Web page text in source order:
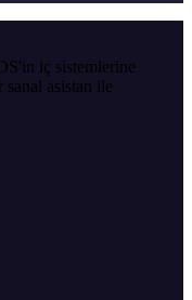
iç sistemlerine
asistan ile